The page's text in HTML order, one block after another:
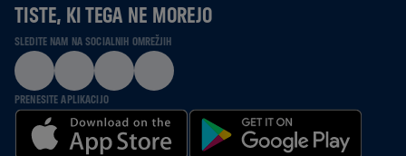
TISTE, KI TEGA NE MOREJO
SLEDITE NAM NA SOCIALNIH OMREŽJIH
PRENESITE APLIKACIJO